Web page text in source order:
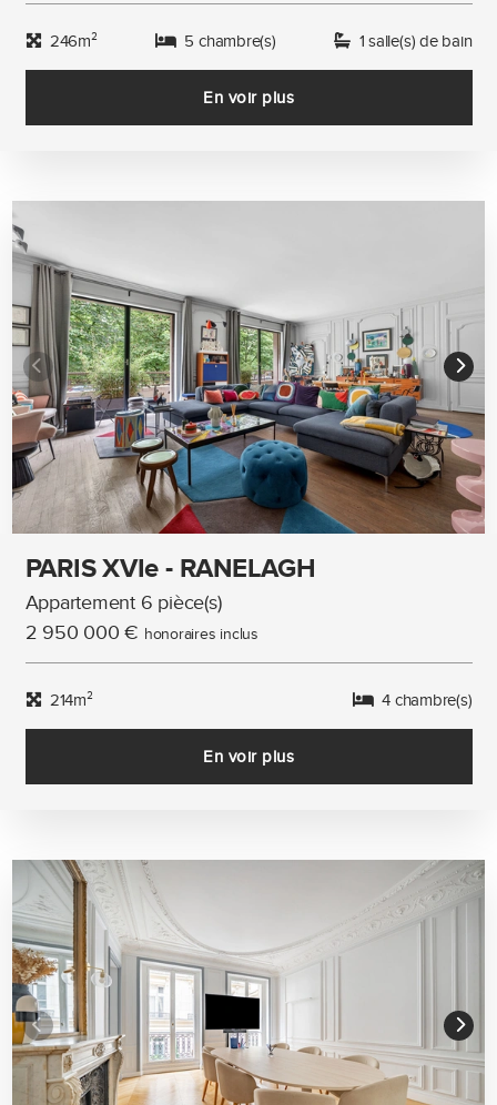
246m² 5 chambre(s) 1 salle(s) de bain
En voir plus
PARIS XVIe - RANELAGH
Appartement 6 pièce(s)
2 950 000 € honoraires inclus
214m² 4 chambre(s)
En voir plus